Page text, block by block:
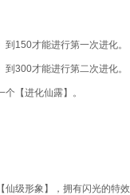
才能进行第一次进化。
才能进行第二次进化。
【进化仙露】。
级形象】，拥有闪光的特效